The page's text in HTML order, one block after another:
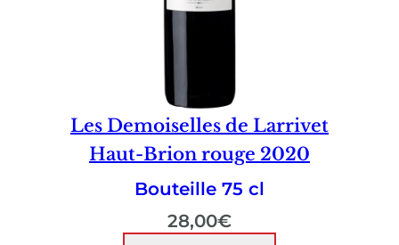
Les Demoiselles de Larrivet
Haut-Brion rouge 2020
Bouteille 75 cl
28,00€